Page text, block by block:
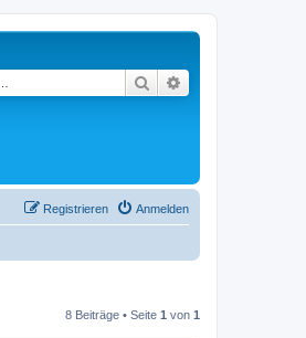
Suche
Anmelden
Registrieren
8 Beiträge • Seite 1 von 1